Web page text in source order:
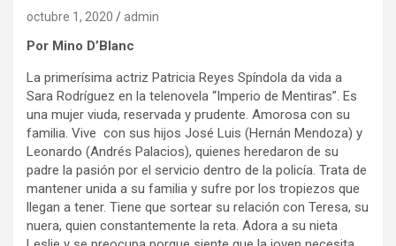
octubre 1, 2020 admin
Por Mino D’Blanc
La primerísima actriz Patricia Reyes Spíndola da vida a
Sara Rodríguez en la telenovela “Imperio de Mentiras”. Es
una mujer viuda, reservada y prudente. Amorosa con su
familia. Vive con sus hijos José Luis (Hernán Mendoza) y
Leonardo (Andrés Palacios), quienes heredaron de su
padre la pasión por el servicio dentro de la policía. Trata de
mantener unida a su familia y sufre por los tropiezos que
llegan a tener. Tiene que sortear su relación con Teresa, su
nuera, quien constantemente la reta. Adora a su nieta